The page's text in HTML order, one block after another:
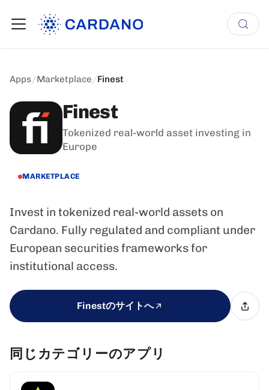
Apps/Marketplace/Finest
Finest
Tokenized real-world asset investing in
Europe
MARKETPLACE
Invest in tokenized real-world assets on
Cardano. Fully regulated and compliant under
European securities frameworks for
institutional access.
Finestのサイトへ
同じカテゴリーのアプリ